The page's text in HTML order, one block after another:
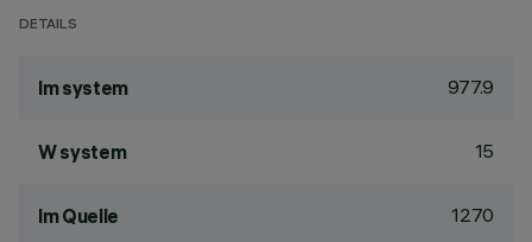
DETAILS
lm system 977.9
W system 15
lm Quelle 1270